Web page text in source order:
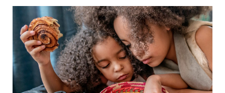
jours
entre
les
règles
?
Menstruations